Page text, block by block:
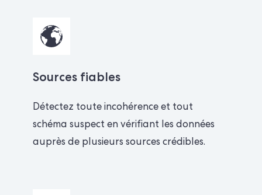
Sources fiables
Détectez toute incohérence et tout
schéma suspect en vérifiant les données
auprès de plusieurs sources crédibles.